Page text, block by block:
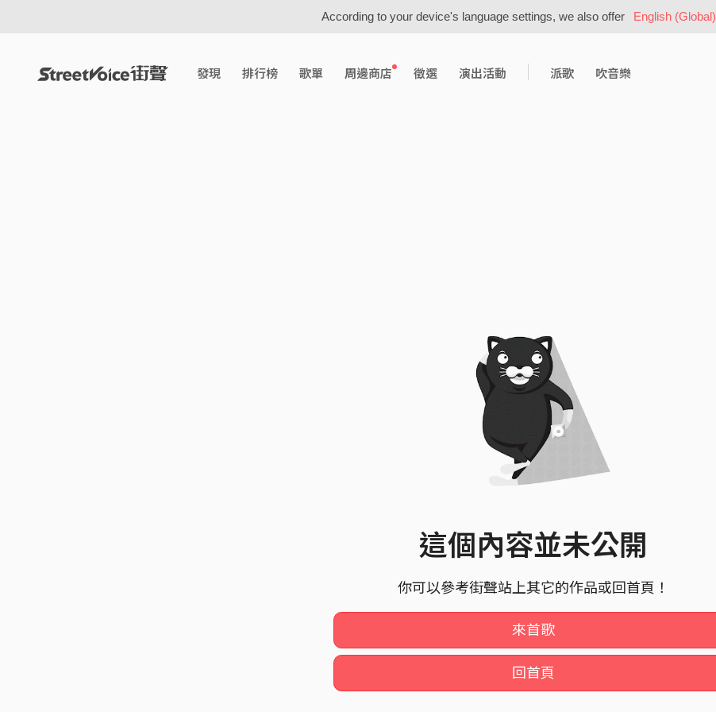
According to your device's language settings, we also offer English (Global)
發現 排行榜 歌單 周邊商店 徵選 演出活動 派歌 吹音樂
這個內容並未公開
你可以參考街聲站上其它的作品或回首頁！
來首歌
回首頁